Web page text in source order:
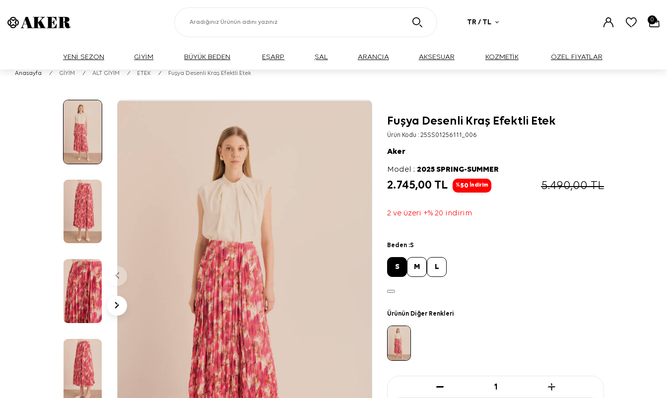
TR / TL 0
YENİ SEZON GİYİM BÜYÜK BEDEN EŞARP ŞAL ARANCIA AKSESUAR KOZMETİK ÖZEL FİYATLAR
Anasayfa / GİYİM / ALT GİYİM / ETEK / Fuşya Desenli Kraş Efektli Etek
Fuşya Desenli Kraş Efektli Etek
Ürün Kodu :25SS01256111_006
Aker
Model :2025 SPRING-SUMMER
2.745,00 TL %50 İndirim 5.490,00TL
2 ve üzeri +% 20 indirim
Beden :S
S M L
Ürünün Diğer Renkleri